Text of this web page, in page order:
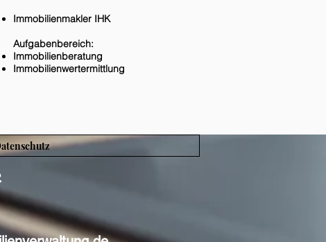
Immobilienmakler IHK
Aufgabenbereich:
Immobilienberatung
Immobilienwertermittlung